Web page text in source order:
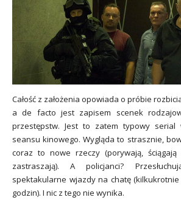
Całość z założenia opowiada o próbie
a de facto jest zapisem scenek
przestępstw. Jest to zatem typowy serial
seansu kinowego. Wygląda to strasznie,
coraz to nowe rzeczy (porywają, ściągają
zastraszają). A policjanci?
spektakularne wjazdy na chatę
godzin). I nic z tego nie wynika.